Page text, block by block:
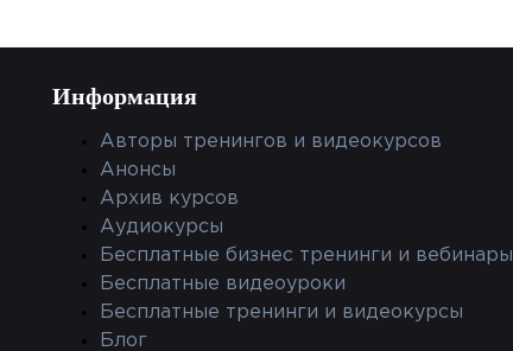
Информация
Авторы тренингов и видеокурсов
Анонсы
Архив курсов
Аудиокурсы
Бесплатные бизнес тренинги и вебинары
Бесплатные видеоуроки
Бесплатные тренинги и видеокурсы
Блог